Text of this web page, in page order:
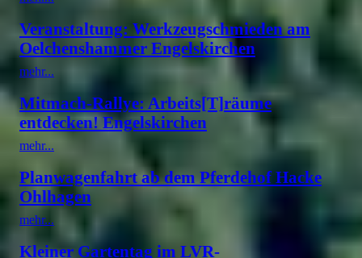
Veranstaltung: Werkzeugschmieden am
Oelchenshammer Engelskirchen
mehr...
Mitmach-Rallye: Arbeits[T]räume
entdecken! Engelskirchen
mehr...
Planwagenfahrt ab dem Pferdehof Hacke
Ohlhagen
mehr...
Kleiner Gartentag im LVR-